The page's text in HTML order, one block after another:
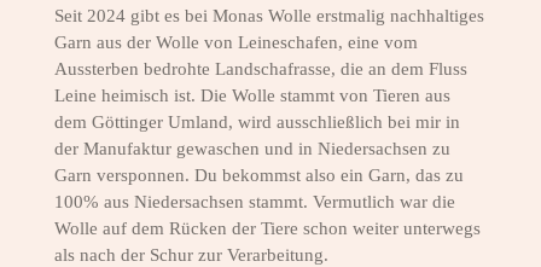
Seit 2024 gibt es bei Monas Wolle erstmalig nachhaltiges
Garn aus der Wolle von Leineschafen, eine vom
Aussterben bedrohte Landschafrasse, die an dem Fluss
Leine heimisch ist. Die Wolle stammt von Tieren aus
dem Göttinger Umland, wird ausschließlich bei mir in
der Manufaktur gewaschen und in Niedersachsen zu
Garn versponnen. Du bekommst also ein Garn, das zu
100% aus Niedersachsen stammt. Vermutlich war die
Wolle auf dem Rücken der Tiere schon weiter unterwegs
als nach der Schur zur Verarbeitung.